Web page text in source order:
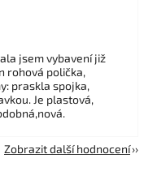
jsem vybavení již
rohová polička,
praskla spojka,
Je plastová,
Zobrazit další hodnocení